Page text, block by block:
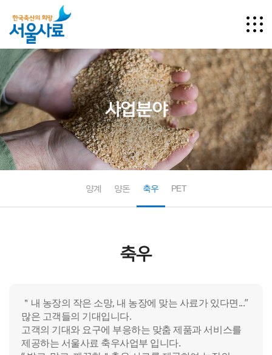
사업분야
양계 양돈 축우 PET
축우
＂내 농장의 작은 소망, 내 농장에 맞는 사료가 있다면...”
많은 고객들의 기대입니다.
고객의 기대와 요구에 부응하는 맞춤 제품과 서비스를
제공하는 서울사료 축우사업부 입니다.